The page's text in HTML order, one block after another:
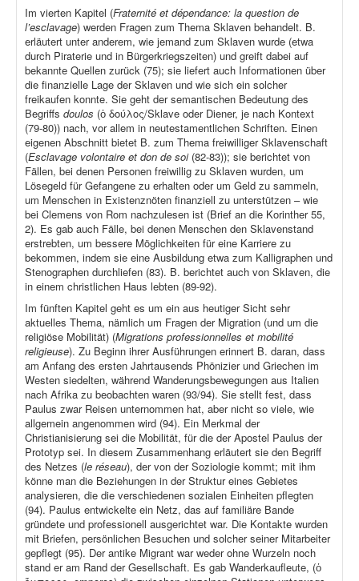
Im vierten Kapitel (Fraternité et dépendance: la question de
l’esclavage) werden Fragen zum Thema Sklaven behandelt. B.
erläutert unter anderem, wie jemand zum Sklaven wurde (etwa
durch Piraterie und in Bürgerkriegszeiten) und greift dabei auf
bekannte Quellen zurück (75); sie liefert auch Informationen über
die finanzielle Lage der Sklaven und wie sich ein solcher
freikaufen konnte. Sie geht der semantischen Bedeutung des
Begriffs doulos (ὁ δούλος/Sklave oder Diener, je nach Kontext
(79-80)) nach, vor allem in neutestamentlichen Schriften. Einen
eigenen Abschnitt bietet B. zum Thema freiwilliger Sklavenschaft
(Esclavage volontaire et don de soi(82-83)); sie berichtet von
Fällen, bei denen Personen freiwillig zu Sklaven wurden, um
Lösegeld für Gefangene zu erhalten oder um Geld zu sammeln,
um Menschen in Existenznöten finanziell zu unterstützen – wie
bei Clemens von Rom nachzulesen ist (Brief an die Korinther 55,
2). Es gab auch Fälle, bei denen Menschen den Sklavenstand
erstrebten, um bessere Möglichkeiten für eine Karriere zu
bekommen, indem sie eine Ausbildung etwa zum Kalligraphen und
Stenographen durchliefen (83). B. berichtet auch von Sklaven, die
in einem christlichen Haus lebten (89-92).
Im fünften Kapitel geht es um ein aus heutiger Sicht sehr
aktuelles Thema, nämlich um Fragen der Migration (und um die
religiöse Mobilität) (Migrations professionnelles et mobilité
religieuse). Zu Beginn ihrer Ausführungen erinnert B. daran, dass
am Anfang des ersten Jahrtausends Phönizier und Griechen im
Westen siedelten, während Wanderungsbewegungen aus Italien
nach Afrika zu beobachten waren (93/94). Sie stellt fest, dass
Paulus zwar Reisen unternommen hat, aber nicht so viele, wie
allgemein angenommen wird (94). Ein Merkmal der
Christianisierung sei die Mobilität, für die der Apostel Paulus der
Prototyp sei. In diesem Zusammenhang erläutert sie den Begriff
des Netzes (le réseau), der von der Soziologie kommt; mit ihm
könne man die Beziehungen in der Struktur eines Gebietes
analysieren, die die verschiedenen sozialen Einheiten pflegten
(94). Paulus entwickelte ein Netz, das auf familiäre Bande
gründete und professionell ausgerichtet war. Die Kontakte wurden
mit Briefen, persönlichen Besuchen und solcher seiner Mitarbeiter
gepflegt (95). Der antike Migrant war weder ohne Wurzeln noch
stand er am Rand der Gesellschaft. Es gab Wanderkaufleute, (ὁ